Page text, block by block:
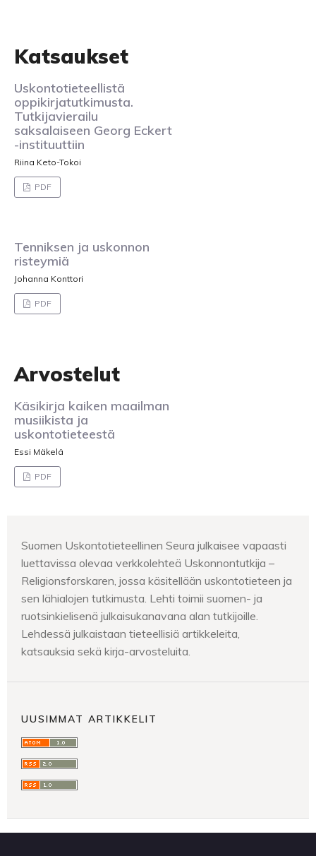
Katsaukset
Uskontotieteellistä
oppikirjatutkimusta.
Tutkijavierailu
saksalaiseen Georg Eckert
-instituuttiin
Riina Keto-Tokoi
PDF
Tenniksen ja uskonnon
risteymiä
Johanna Konttori
PDF
Arvostelut
Käsikirja kaiken maailman
musiikista ja
uskontotieteestä
Essi Mäkelä
PDF
Suomen Uskontotieteellinen Seura julkaisee vapaasti
luettavissa olevaa verkkolehteä Uskonnontutkija –
Religionsforskaren, jossa käsitellään uskontotieteen ja
sen lähialojen tutkimusta. Lehti toimii suomen- ja
ruotsinkielisenä julkaisukanavana alan tutkijoille.
Lehdessä julkaistaan tieteellisiä artikkeleita,
katsauksia sekä kirja-arvosteluita.
UUSIMMAT ARTIKKELIT